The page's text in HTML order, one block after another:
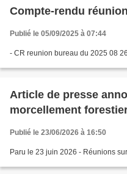
Compte-rendu
Publié le 05/09/2025 à 07:44
- CR reunion bureau du 2025 08
Article de presse
morcellement
Publié le 23/06/2026 à 16:50
Paru le 23 juin 2026 - Réunions